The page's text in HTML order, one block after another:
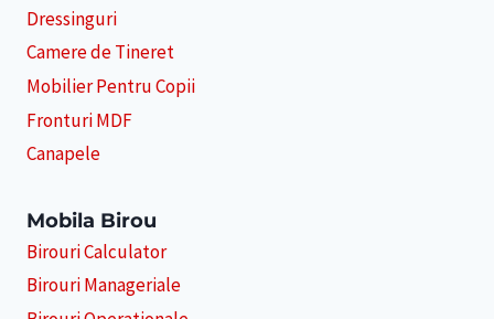
Dressinguri
Camere de Tineret
Mobilier Pentru Copii
Fronturi MDF
Canapele
Mobila Birou
Birouri Calculator
Birouri Manageriale